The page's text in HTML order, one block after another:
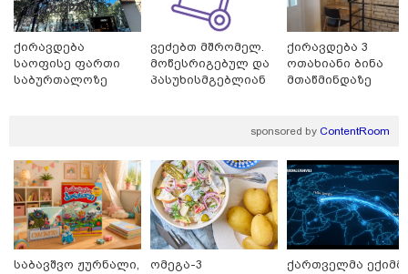
"დააკავეს არასრულწლოვანი, რომელმაც
სოცქსელებიდან ჩამოტვირთულ არასრულწლოვანთა
ფოტოები დაამონტაჟა, მიანიჭა პორნოგრაფიული
იერსახე და გაავრცელა" - შსს
ქირავდება
საოფისე ფართი
საბურთალოზე
ვეძებთ მშრომელ.
მოწესრიგებულ და
პასუხისმგებლიან
ქირავდება 3
ოთახიანი ბინა
მთაწმინდაზე
sponsored by ContentRoom
საბავშვო ჟურნალი,
ომეგა-3
ქართველმა